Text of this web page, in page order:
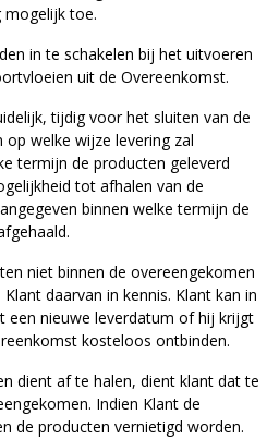
mogelijk toe.
in te schakelen bij het uitvoeren
uit de Overeenkomst.
tijdig voor het sluiten van de
welke wijze levering zal
termijn de producten geleverd
tot afhalen van de
binnen welke termijn de
niet binnen de overeengekomen
daarvan in kennis. Klant kan in
een nieuwe leverdatum of hij krijgt
kosteloos ontbinden.
dient af te halen, dient klant dat te
Indien Klant de
de producten vernietigd worden.